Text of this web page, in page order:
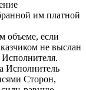
им платной
объеме, если
не выслан
Исполнитель
Сторон,